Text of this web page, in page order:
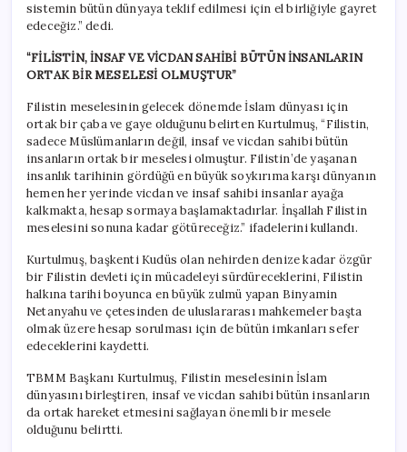
sistemin bütün dünyaya teklif edilmesi için el birliğiyle gayret
edeceğiz.” dedi.
“FİLİSTİN, İNSAF VE VİCDAN SAHİBİ BÜTÜN İNSANLARIN
ORTAK BİR MESELESİ OLMUŞTUR”
Filistin meselesinin gelecek dönemde İslam dünyası için
ortak bir çaba ve gaye olduğunu belirten Kurtulmuş, “Filistin,
sadece Müslümanların değil, insaf ve vicdan sahibi bütün
insanların ortak bir meselesi olmuştur. Filistin’de yaşanan
insanlık tarihinin gördüğü en büyük soykırıma karşı dünyanın
hemen her yerinde vicdan ve insaf sahibi insanlar ayağa
kalkmakta, hesap sormaya başlamaktadırlar. İnşallah Filistin
meselesini sonuna kadar götüreceğiz.” ifadelerini kullandı.
Kurtulmuş, başkenti Kudüs olan nehirden denize kadar özgür
bir Filistin devleti için mücadeleyi sürdüreceklerini, Filistin
halkına tarihi boyunca en büyük zulmü yapan Binyamin
Netanyahu ve çetesinden de uluslararası mahkemeler başta
olmak üzere hesap sorulması için de bütün imkanları sefer
edeceklerini kaydetti.
TBMM Başkanı Kurtulmuş, Filistin meselesinin İslam
dünyasını birleştiren, insaf ve vicdan sahibi bütün insanların
da ortak hareket etmesini sağlayan önemli bir mesele
olduğunu belirtti.